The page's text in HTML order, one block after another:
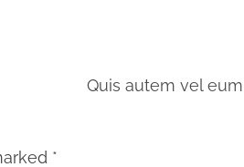
Quis autem vel
*